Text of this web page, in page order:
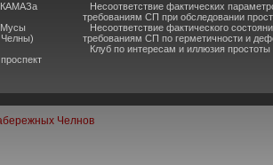
Несоответствие фактических
требованиям СП при обследовании
Несоответствие фактического
требованиям СП по герметичности и
Клуб по интересам и иллюзия простоты
Челнов